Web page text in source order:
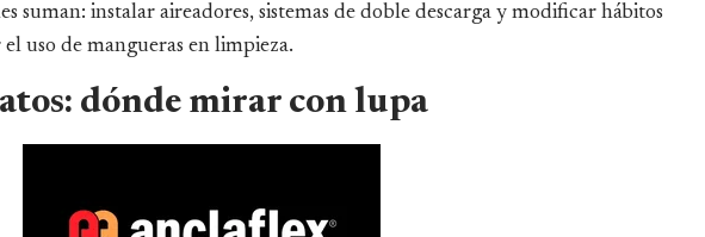
suman: instalar aireadores, sistemas de doble descarga y modificar hábitos
uso de mangueras en limpieza.
dónde mirar con lupa